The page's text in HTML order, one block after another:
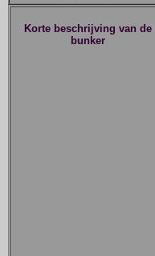
Korte beschrijving van de
bunker